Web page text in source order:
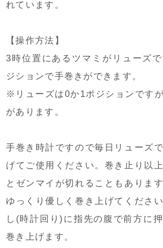
れています。
【操作方法】
3時位置にあるツマミがリューズ
ジションで手巻きができます。
※リューズは0か1ポジションです
があります。
手巻き時計ですので毎日リューズ
げてご使用ください。巻き止り以
とゼンマイが切れることもありま
ゆっくり優しく巻き上げてくださ
し(時計回り)に指先の腹で前方に
巻き上げます。